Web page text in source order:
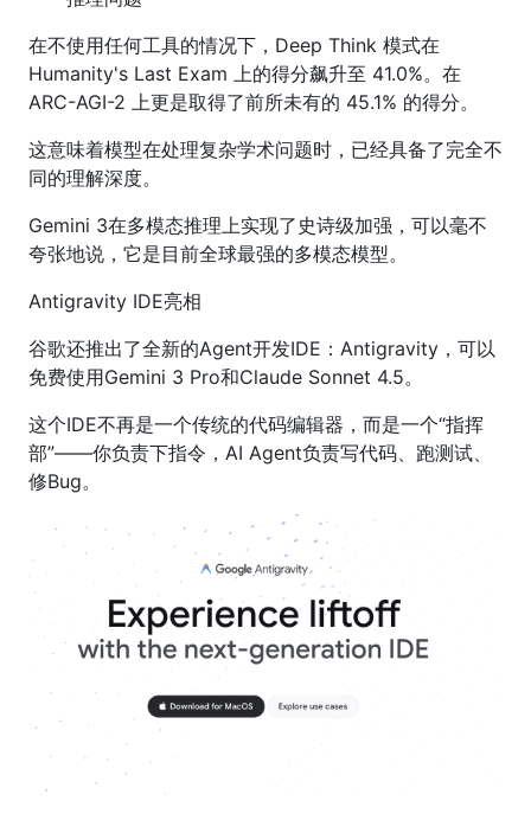
在不使用任何工具的情况下，Deep Think 模式在
Humanity's Last Exam 上的得分飙升至 41.0%。在
ARC-AGI-2 上更是取得了前所未有的 45.1% 的得分。
这意味着模型在处理复杂学术问题时，已经具备了完全不
同的理解深度。
Gemini 3在多模态推理上实现了史诗级加强，可以毫不
夸张地说，它是目前全球最强的多模态模型。
Antigravity IDE亮相
谷歌还推出了全新的Agent开发IDE：Antigravity，可以
免费使用Gemini 3 Pro和Claude Sonnet 4.5。
这个IDE不再是一个传统的代码编辑器，而是一个“指挥
部”——你负责下指令，AI Agent负责写代码、跑测试、
修Bug。